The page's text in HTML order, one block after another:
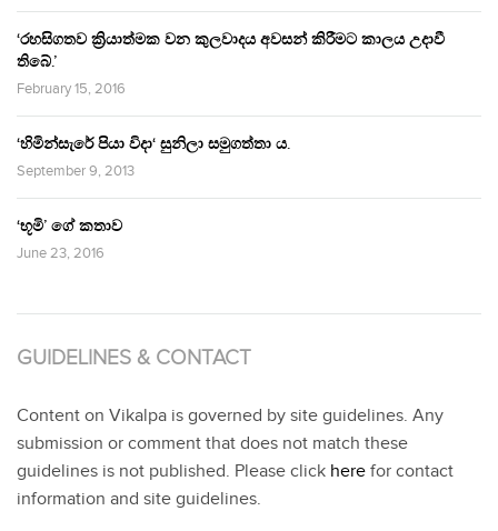
‘රහසිගතව ක්‍රියාත්මක වන කුලවාදය අවසන් කිරීමට කාලය උදාවී
තිබේ.’
February 15, 2016
‘හිමින්සැරේ පියා විදා‘ සුනිලා සමුගත්තා ය.
September 9, 2013
‘භූමි’ ගේ කතාව
June 23, 2016
GUIDELINES & CONTACT
Content on Vikalpa is governed by site guidelines. Any
submission or comment that does not match these
guidelines is not published. Please click here for contact
information and site guidelines.